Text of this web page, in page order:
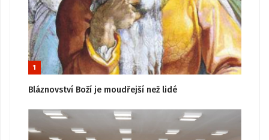
1
Bláznovství Boží je moudřejší než lidé